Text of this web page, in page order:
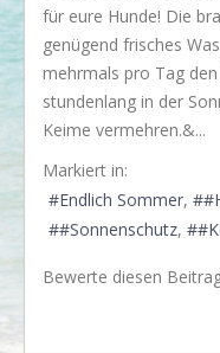
Events
Lässige Möbel
Must have
Styling
Kramkiste
KONTAKT
für eure Hunde! Die
genügend frisches
mehrmals pro Tag
stundenlang in der
Keime vermehren.&...
Markiert in:
Endlich Sommer
#Sonnenschutz
Bewerte diesen